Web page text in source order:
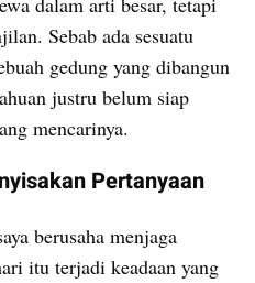
Sebab ada sesuatu
gedung yang dibangun
justru belum siap
mencarinya.
Pertanyaan
berusaha menjaga
itu terjadi keadaan yang